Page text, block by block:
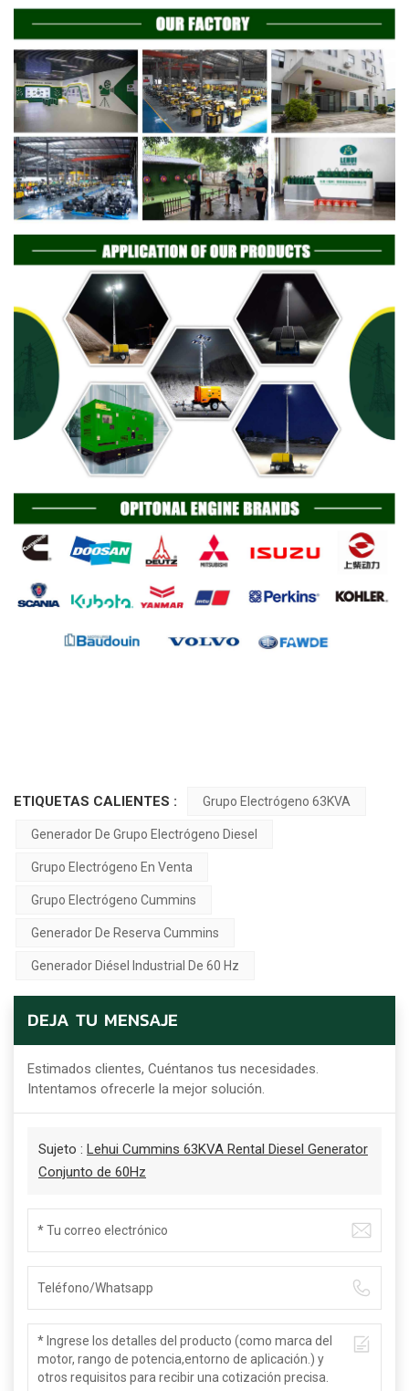
ETIQUETAS CALIENTES : Grupo Electrógeno 63KVA
Generador De Grupo Electrógeno Diesel
Grupo Electrógeno En Venta
Grupo Electrógeno Cummins
Generador De Reserva Cummins
Generador Diésel Industrial De 60 Hz
DEJA TU MENSAJE
Estimados clientes, Cuéntanos tus necesidades.
Intentamos ofrecerle la mejor solución.
Sujeto : Lehui Cummins 63KVA Rental Diesel Generator
Conjunto de 60Hz